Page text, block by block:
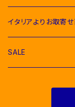
Bomber & Vest（アウタ
Bomber & Vest（アウタ
Ties（ネクタイ類）
Body Protector（ボ
Belts（ベルト）
Halter & Lead rope（
Rugs & Neck Cover
Bags（バッグ類）
Combs and Brushes（
EGO７（エゴセブン）
EQUICOMFORT(エク
イタリアよりお取寄
SALE